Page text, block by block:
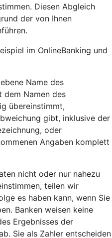
Diesen Abgleich
der von Ihnen
im OnlineBanking und
Name des
dem Namen des
übereinstimmt,
gibt, inklusive der
oder
Angaben komplett
nicht oder nur nahezu
teilen wir
es haben kann, wenn Sie
Banken weisen keine
Ergebnisses der
Sie als Zahler entscheiden